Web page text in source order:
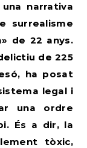
narrativa
surrealisme
de 22 anys.
de 225
ha posat
legal i
una ordre
És a dir, la
tòxic,